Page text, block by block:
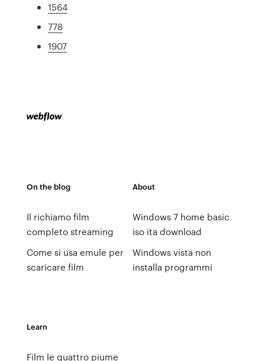
1564
778
1907
On the blog
Il richiamo film
completo streaming
Come si usa emule per
scaricare film
About
Windows 7 home basic
iso ita download
Windows vista non
installa programmi
Learn
Film le quattro piume